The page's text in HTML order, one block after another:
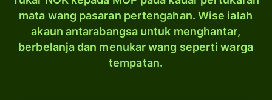
mata wang pasaran pertengahan. Wise ialah
akaun antarabangsa untuk menghantar,
berbelanja dan menukar wang seperti warga
tempatan.